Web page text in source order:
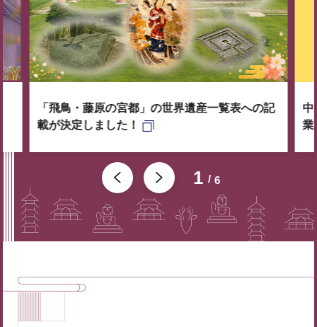
1 6
「飛鳥・藤原の宮都」の世界遺産一覧表への記
載が決定しました！
中
業